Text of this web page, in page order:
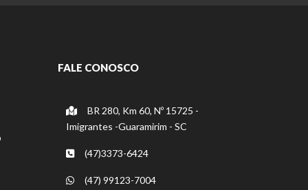
FALE CONOSCO
BR 280, Km 60, Nº 15725 -
Imigrantes -Guaramirim - SC
(47)3373-6424
(47) 99123-7004